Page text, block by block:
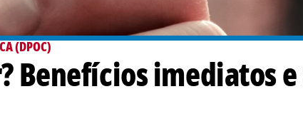
(DPOC)
Benefícios imediatos